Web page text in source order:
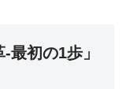
最初の1歩」